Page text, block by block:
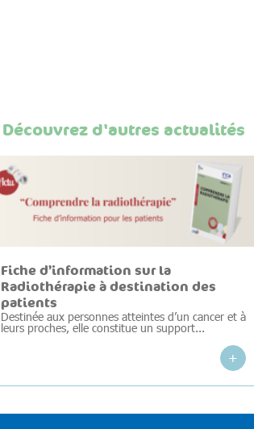
Découvrez d'autres actualités
Fiche d’information sur la
Radiothérapie à destination des
patients
Destinée aux personnes atteintes d’un cancer et à
leurs proches, elle constitue un support...
+